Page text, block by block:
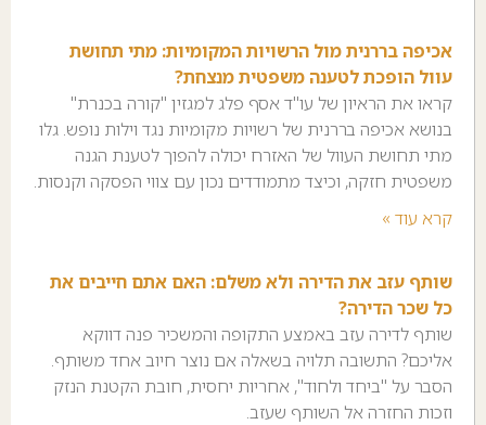
אכיפה בררנית מול הרשויות המקומיות: מתי תחושת
עוול הופכת לטענה משפטית מנצחת?
קראו את הראיון של עו"ד אסף פלג למגזין "קורה בכנרת"
בנושא אכיפה בררנית של רשויות מקומיות נגד וילות נופש. גלו
מתי תחושת העוול של האזרח יכולה להפוך לטענת הגנה
משפטית חזקה, וכיצד מתמודדים נכון עם צווי הפסקה וקנסות.
קרא עוד »
שותף עזב את הדירה ולא משלם: האם אתם חייבים את
כל שכר הדירה?
שותף לדירה עזב באמצע התקופה והמשכיר פנה דווקא
אליכם? התשובה תלויה בשאלה אם נוצר חיוב אחד משותף.
הסבר על "ביחד ולחוד", אחריות יחסית, חובת הקטנת הנזק
וזכות החזרה אל השותף שעזב.